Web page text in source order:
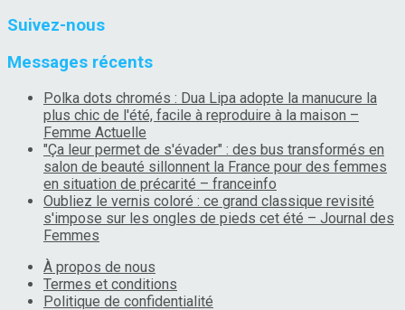
Suivez-nous
Messages récents
Polka dots chromés : Dua Lipa adopte la manucure la
plus chic de l'été, facile à reproduire à la maison –
Femme Actuelle
"Ça leur permet de s'évader" : des bus transformés en
salon de beauté sillonnent la France pour des femmes
en situation de précarité – franceinfo
Oubliez le vernis coloré : ce grand classique revisité
s'impose sur les ongles de pieds cet été – Journal des
Femmes
À propos de nous
Termes et conditions
Politique de confidentialité